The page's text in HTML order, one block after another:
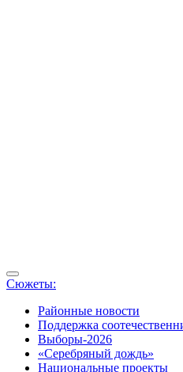
Сюжеты:
Районные новости
Поддержка
Выборы-2026
«Серебряный дождь»
Национальные проекты